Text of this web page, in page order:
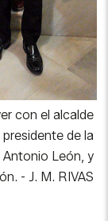
de la
León, y
- J. M. RIVAS
prohibió la
ver a la
de